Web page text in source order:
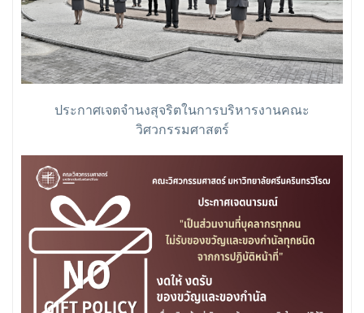
ประกาศเจตจำนงสุจริตในการบริหารงานคณะ
วิศวกรรมศาสตร์